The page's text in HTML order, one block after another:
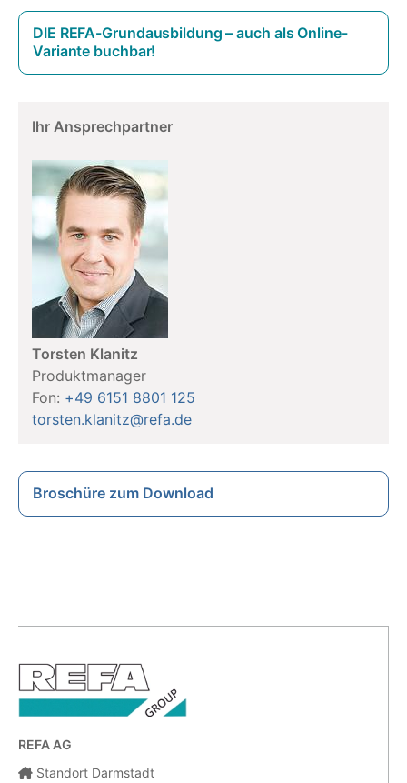
DIE REFA-Grundausbildung – auch als Online-
Variante buchbar!
Ihr Ansprechpartner
Torsten Klanitz
Produktmanager
Fon: +49 6151 8801 125
torsten.klanitz@refa.de
Broschüre zum Download
REFA AG
Standort Darmstadt